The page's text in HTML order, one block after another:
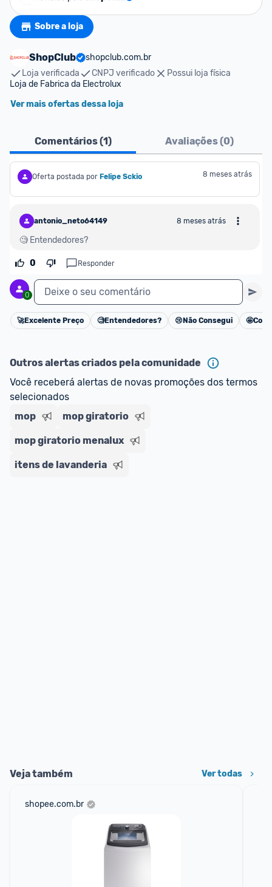
Sobre a loja
ShopClub
shopclub.com.br
Loja verificada
CNPJ verificado
Possui loja física
Loja de Fabrica da Electrolux
Ver mais ofertas dessa loja
Comentários (1) Avaliações (0)
Oferta postada por Felipe Sckio 8 meses atrás
antonio_neto64149 8 meses atrás
🧐 Entendedores?
0 Responder
0 Deixe o seu comentário
Cancelar
🚀Excelente Preço 🧐Entendedores? 😢 Não Consegui 🤩
Outros alertas criados pela comunidade
Você receberá alertas de novas promoções dos termos
selecionados
mop
mop giratorio
mop giratorio menalux
itens de lavanderia
Veja também Ver todas
shopee.com.br